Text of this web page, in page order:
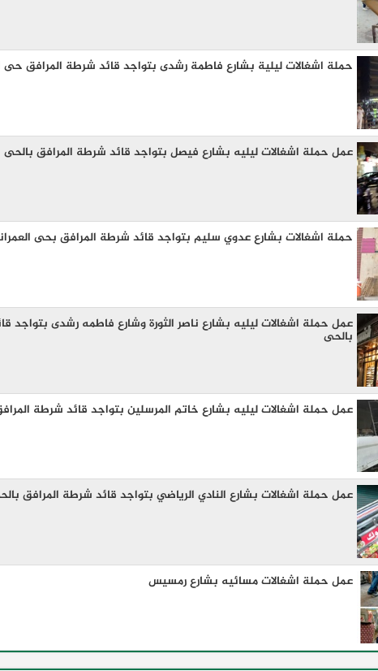
حملة اشغالات ليلية بشارع فاطمة رشدى بتواجد قائد شرطة المرافق حى
عمل حملة اشغالات ليليه بشارع فيصل بتواجد قائد شرطة المرافق بالحى
حملة اشغالات بشارع عدوي سليم بتواجد قائد شرطة المرافق بحى
عمل حملة اشغالات ليليه بشارع ناصر الثورة وشارع فاطمه رشدى بتواجد
بالحى
عمل حملة اشغالات ليليه بشارع خاتم المرسلين بتواجد قائد شرطة
عمل حملة اشغالات بشارع النادي الرياضي بتواجد قائد شرطة المرافق
عمل حملة اشغالات مسائيه بشارع رمسيس
وزير النقل
كيا EV9 GT للباحثين عن متعة قيادة السيارات الكهربائية